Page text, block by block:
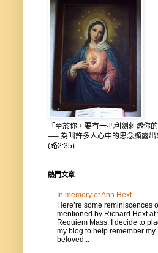
「至於你，要有一把利劍剌透你
── 為叫許多人心中的思念顯露出
(路2:35)
熱門文章
In memory of Ann Hext
Here’re some reminiscences
mentioned by Richard Hext at
Requiem Mass. I decide to
my blog to help remember my
beloved...